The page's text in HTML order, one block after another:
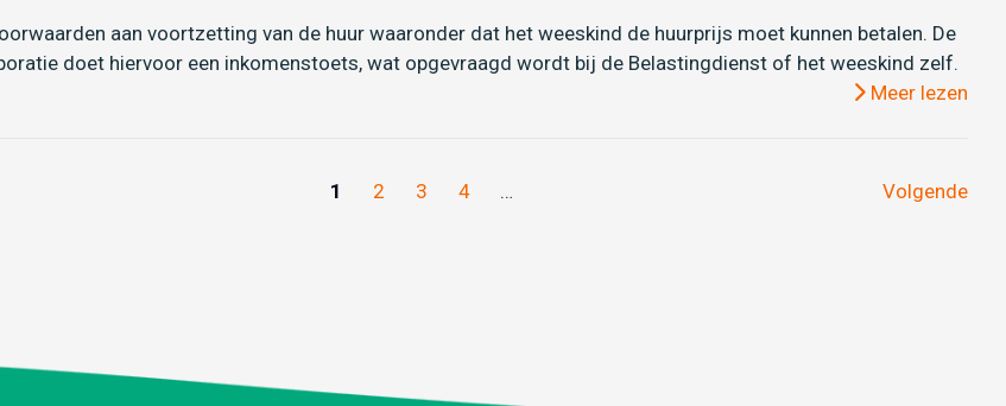
aan voortzetting van de huur waaronder dat het weeskind de huurprijs moet kunnen betalen. De
doet hiervoor een inkomenstoets, wat opgevraagd wordt bij de Belastingdienst of het weeskind zelf.
Meer lezen
1 2 3 4 … Volgende